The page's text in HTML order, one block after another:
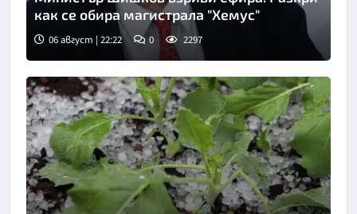
Снимка: БТА
как се обира магистрала "Хемус"
06 август | 22:22 0 2297